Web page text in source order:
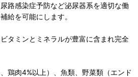
路感染症予防など泌尿器系を適切な働
給を可能にします。
タミンとミネラルが豊富に含まれ完全
鶏肉4%以上）、魚類、野菜類（エンド